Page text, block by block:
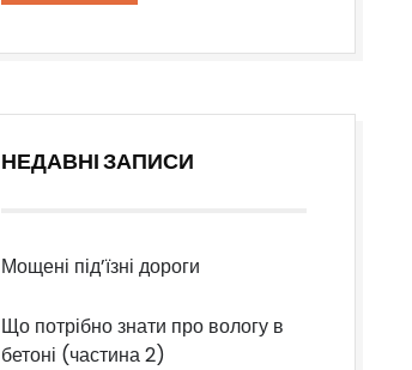
НЕДАВНІ ЗАПИСИ
Мощені під’їзні дороги
Що потрібно знати про вологу в
бетоні (частина 2)